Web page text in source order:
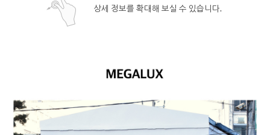
상세 정보를 확대해 보실 수 있습니다.